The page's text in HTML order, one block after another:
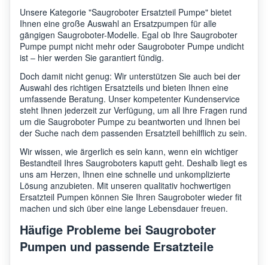
Unsere Kategorie "Saugroboter Ersatzteil Pumpe" bietet
Ihnen eine große Auswahl an Ersatzpumpen für alle
gängigen Saugroboter-Modelle. Egal ob Ihre Saugroboter
Pumpe pumpt nicht mehr oder Saugroboter Pumpe undicht
ist – hier werden Sie garantiert fündig.
Doch damit nicht genug: Wir unterstützen Sie auch bei der
Auswahl des richtigen Ersatzteils und bieten Ihnen eine
umfassende Beratung. Unser kompetenter Kundenservice
steht Ihnen jederzeit zur Verfügung, um all Ihre Fragen rund
um die Saugroboter Pumpe zu beantworten und Ihnen bei
der Suche nach dem passenden Ersatzteil behilflich zu sein.
Wir wissen, wie ärgerlich es sein kann, wenn ein wichtiger
Bestandteil Ihres Saugroboters kaputt geht. Deshalb liegt es
uns am Herzen, Ihnen eine schnelle und unkomplizierte
Lösung anzubieten. Mit unseren qualitativ hochwertigen
Ersatzteil Pumpen können Sie Ihren Saugroboter wieder fit
machen und sich über eine lange Lebensdauer freuen.
Häufige Probleme bei Saugroboter
Pumpen und passende Ersatzteile